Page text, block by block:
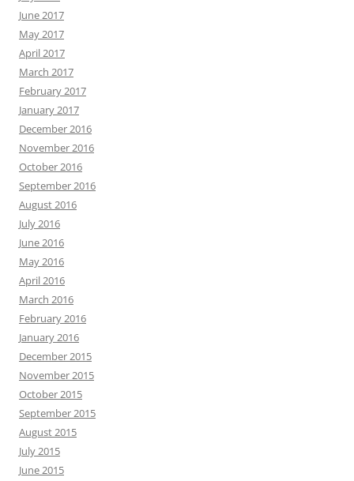
June 2017
May 2017
April 2017
March 2017
February 2017
January 2017
December 2016
November 2016
October 2016
September 2016
August 2016
July 2016
June 2016
May 2016
April 2016
March 2016
February 2016
January 2016
December 2015
November 2015
October 2015
September 2015
August 2015
July 2015
June 2015